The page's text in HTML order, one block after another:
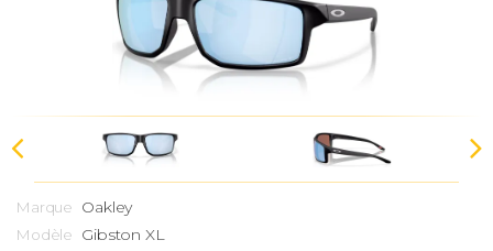
Marque Oakley
Modèle Gibston XL